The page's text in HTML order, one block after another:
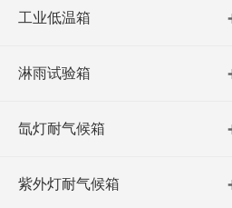
工业低温箱
淋雨试验箱
氙灯耐气候箱
紫外灯耐气候箱